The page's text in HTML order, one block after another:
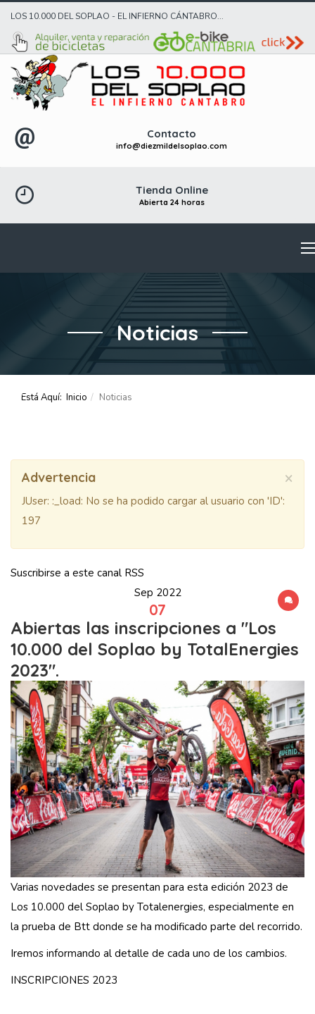
LOS 10.000 DEL SOPLAO - EL INFIERNO CÁNTABRO...
Contacto
info@diezmildelsoplao.com
Tienda Online
Abierta 24 horas
Noticias
Está Aquí: Inicio Noticias
×
Advertencia
JUser: :_load: No se ha podido cargar al usuario con 'ID':
197
Suscribirse a este canal RSS
Sep 2022
07
Abiertas las inscripciones a "Los
10.000 del Soplao by TotalEnergies
2023".
Varias novedades se presentan para esta edición 2023 de
Los 10.000 del Soplao by Totalenergies, especialmente en
la prueba de Btt donde se ha modificado parte del recorrido.
Iremos informando al detalle de cada uno de los cambios.
INSCRIPCIONES 2023